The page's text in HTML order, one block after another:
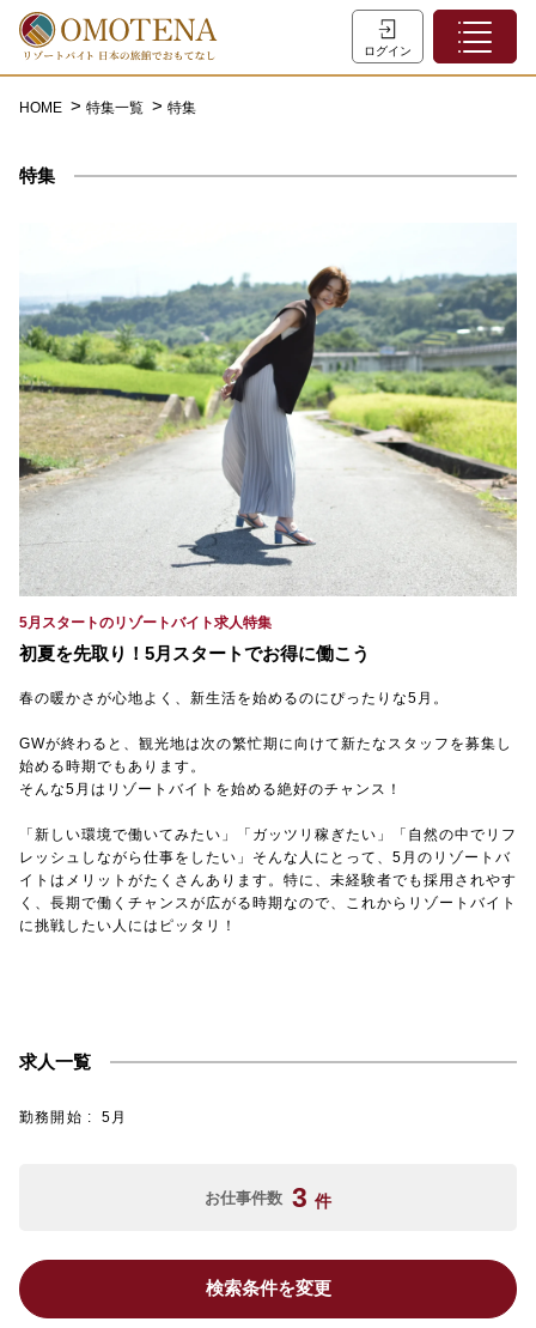
ログイン
ホーム
よくあるご質問
会員登録
LINEでログイン
0120-932-959
【TEL受付】9:30～18:00 土日・祝日定休
HOME 特集一覧 特集
特集
5月スタートのリゾートバイト求人特集
初夏を先取り！5月スタートでお得に働こう
春の暖かさが心地よく、新生活を始めるのにぴったりな5月。
GWが終わると、観光地は次の繁忙期に向けて新たなスタッフを募集し
始める時期でもあります。
そんな5月はリゾートバイトを始める絶好のチャンス！
「新しい環境で働いてみたい」「ガッツリ稼ぎたい」「自然の中でリフ
レッシュしながら仕事をしたい」そんな人にとって、5月のリゾートバ
イトはメリットがたくさんあります。特に、未経験者でも採用されやす
く、長期で働くチャンスが広がる時期なので、これからリゾートバイト
に挑戦したい人にはピッタリ！
求人一覧
勤務開始 5月
お仕事件数 3 件
検索条件を変更